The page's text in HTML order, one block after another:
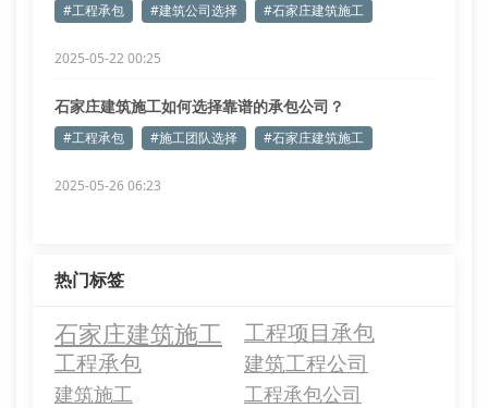
#工程承包 #建筑公司选择 #石家庄建筑施工
2025-05-22 00:25
石家庄建筑施工如何选择靠谱的承包公司？
#工程承包 #施工团队选择 #石家庄建筑施工
2025-05-26 06:23
热门标签
石家庄建筑施工
工程项目承包
工程承包
建筑工程公司
建筑施工 工程承包公司